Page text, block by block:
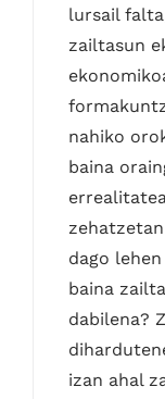
lursail
zailtasun
nahiko
baina
dago
baina
dabilena?
izan ahal